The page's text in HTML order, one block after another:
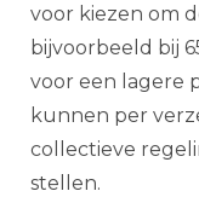
voor kiezen om
bijvoorbeeld bij
voor een lagere
kunnen per
collectieve
stellen.